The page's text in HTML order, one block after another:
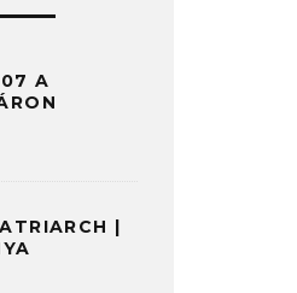
A
|